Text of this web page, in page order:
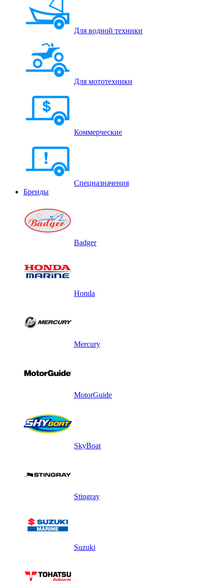
Для водной техники
Для мототехники
Коммерческие
Спецназначения
Бренды
Badger
Honda
Mercury
MotorGuide
SkyBoat
Stingray
Suzuki